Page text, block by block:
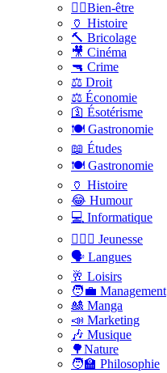
🧑‍⚕️Bien-être
🏺 Histoire
🔨 Bricolage
🎥 Cinéma
🔫 Crime
⚖️ Droit
⚖️ Économie
🛐 Ésotérisme
🍽️ Gastronomie
📖 Études
🍽️ Gastronomie
🏺 Histoire
😂 Humour
💻 Informatique
🤸🏽‍♀️ Jeunesse
🗣 Langues
🥂 Loisirs
🧑‍💼 Management
🎎 Manga
📣 Marketing
🎶 Musique
🌳Nature
🧑‍🏫 Philosophie